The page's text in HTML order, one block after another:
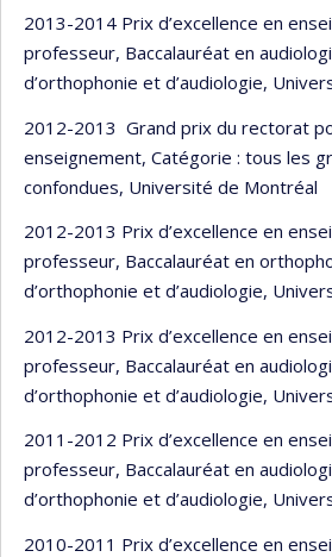
2013-2014 Prix d’excellence en
professeur, Baccalauréat en
d’orthophonie et d’audiologie,
2012-2013 Grand prix du rectorat
enseignement, Catégorie : tous les
confondues, Université de Montréal
2012-2013 Prix d’excellence en
professeur, Baccalauréat en
d’orthophonie et d’audiologie,
2012-2013 Prix d’excellence en
professeur, Baccalauréat en
d’orthophonie et d’audiologie,
2011-2012 Prix d’excellence en
professeur, Baccalauréat en
d’orthophonie et d’audiologie,
2010-2011 Prix d’excellence en